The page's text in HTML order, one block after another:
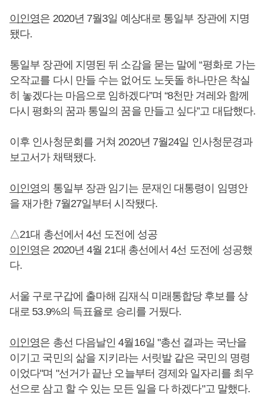
이인영은 2020년 7월3일 예상대로 통일부 장관에 지명
됐다.
통일부 장관에 지명된 뒤 소감을 묻는 말에 “평화로 가는
오작교를 다시 만들 수는 없어도 노둣돌 하나만은 착실
히 놓겠다는 마음으로 임하겠다”며 “8천만 겨레와 함께
다시 평화의 꿈과 통일의 꿈을 만들고 싶다”고 대답했다.
이후 인사청문회를 거쳐 2020년 7월24일 인사청문경과
보고서가 채택됐다.
이인영의 통일부 장관 임기는 문재인 대통령이 임명안
을 재가한 7월27일부터 시작됐다.
△21대 총선에서 4선 도전에 성공
이인영은 2020년 4월 21대 총선에서 4선 도전에 성공했
다.
서울 구로구갑에 출마해 김재식 미래통합당 후보를 상
대로 53.9%의 득표율로 승리를 거뒀다.
이인영은 총선 다음날인 4월16일 "총선 결과는 국난을
이기고 국민의 삶을 지키라는 서릿발 같은 국민의 명령
이었다"며 "선거가 끝난 오늘부터 경제와 일자리를 최우
선으로 삼고 할 수 있는 모든 일을 다 하겠다"고 말했다.